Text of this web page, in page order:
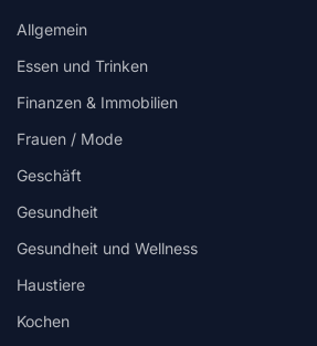
Allgemein
Essen und Trinken
Finanzen & Immobilien
Frauen / Mode
Geschäft
Gesundheit
Gesundheit und Wellness
Haustiere
Kochen